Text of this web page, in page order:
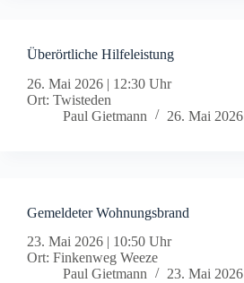
Überörtliche Hilfeleistung
26. Mai 2026 | 12:30 Uhr
Ort: Twisteden
Paul Gietmann
26. Mai 2026
Gemeldeter Wohnungsbrand
23. Mai 2026 | 10:50 Uhr
Ort: Finkenweg Weeze
Paul Gietmann
23. Mai 2026